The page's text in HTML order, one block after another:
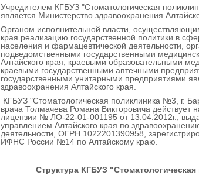
Учредителем КГБУЗ "Стоматологическая
является Министерство здравоохранения
Органом исполнительной власти,
края реализацию государственной политики в
населения и фармацевтической деятельности,
подведомственными государственными
Алтайского края, краевыми образовательными
краевыми государственными аптечными
государственными унитарными предприятиями
здравоохранения Алтайского края.
КГБУЗ "Стоматологическая поликлиника №3, г.
врача Толмачева Романа Викторовича действует
лицензии № ЛО-22-01-001195 от 13.04.2012г.,
управлением Алтайского края по
деятельности, ОГРН 1022201390958,
ИФНС России №14 по Алтайскому краю.
Структура КГБУЗ